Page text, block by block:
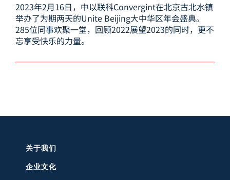
2023年2月16日，中以联科Convergint在北京古北水镇
举办了为期两天的Unite Beijing大中华区年会盛典。
285位同事欢聚一堂，回顾2022展望2023的同时，更不
忘享受快乐的力量。
关于我们
企业文化